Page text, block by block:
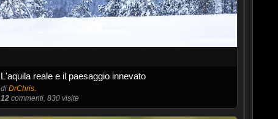
L'aquila reale e il paesaggio innevato
diDrChris.
12 commenti, 830 visite